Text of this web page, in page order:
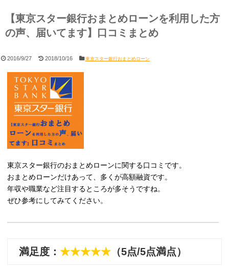
【東京スター銀行おまとめローンを利用した方
の声、届いてます】口コミまとめ
2016/9/27 2018/10/16 東京スター銀行おまとめローン
東京スター銀行のおまとめローンに関する口コミです。
おまとめローンだけあって、多くが高額融資です。
年収や職業など注目するところが多そうですね。
ぜひ参考にしてみてください。
満足度： ★★★★★ （5点/5点満点）